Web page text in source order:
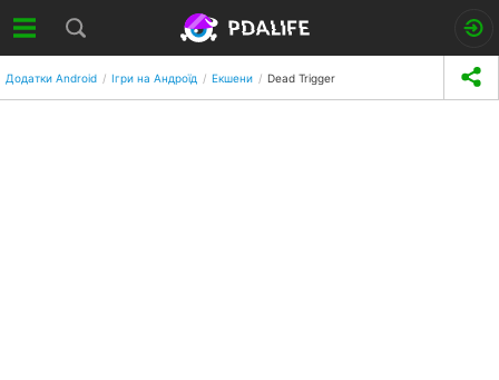
Додатки Android Ігри на Андроїд Екшени Dead Trigger